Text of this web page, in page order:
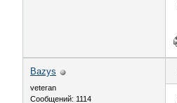
Bazys
veteran
Сообщений: 1114